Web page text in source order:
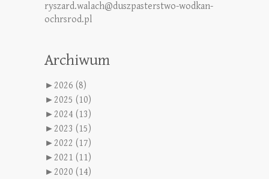
ryszard.walach@duszpasterstwo-wodkan-
ochrsrod.pl
Archiwum
►2026 (8)
►2025 (10)
►2024 (13)
►2023 (15)
►2022 (17)
►2021 (11)
►2020 (14)